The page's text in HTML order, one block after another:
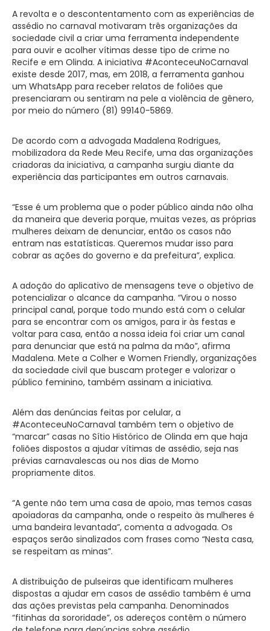
A revolta e o descontentamento com as experiências de
assédio no carnaval motivaram três organizações da
sociedade civil a criar uma ferramenta independente
para ouvir e acolher vítimas desse tipo de crime no
Recife e em Olinda. A iniciativa #AconteceuNoCarnaval
existe desde 2017, mas, em 2018, a ferramenta ganhou
um WhatsApp para receber relatos de foliões que
presenciaram ou sentiram na pele a violência de gênero,
por meio do número (81) 99140-5869.
De acordo com a advogada Madalena Rodrigues,
mobilizadora da Rede Meu Recife, uma das organizações
criadoras da iniciativa, a campanha surgiu diante da
experiência das participantes em outros carnavais.
“Esse é um problema que o poder público ainda não olha
da maneira que deveria porque, muitas vezes, as próprias
mulheres deixam de denunciar, então os casos não
entram nas estatísticas. Queremos mudar isso para
cobrar as ações do governo e da prefeitura”, explica.
A adoção do aplicativo de mensagens teve o objetivo de
potencializar o alcance da campanha. “Virou o nosso
principal canal, porque todo mundo está com o celular
para se encontrar com os amigos, para ir às festas e
voltar para casa, então a nossa ideia foi criar um canal
para denunciar que está na palma da mão”, afirma
Madalena. Mete a Colher e Women Friendly, organizações
da sociedade civil que buscam proteger e valorizar o
público feminino, também assinam a iniciativa.
Além das denúncias feitas por celular, a
#AconteceuNoCarnaval também tem o objetivo de
“marcar” casas no Sítio Histórico de Olinda em que haja
foliões dispostos a ajudar vítimas de assédio, seja nas
prévias carnavalescas ou nos dias de Momo
propriamente ditos.
“A gente não tem uma casa de apoio, mas temos casas
apoiadoras da campanha, onde o respeito às mulheres é
uma bandeira levantada”, comenta a advogada. Os
espaços serão sinalizados com frases como “Nesta casa,
se respeitam as minas”.
A distribuição de pulseiras que identificam mulheres
dispostas a ajudar em casos de assédio também é uma
das ações previstas pela campanha. Denominados
“fitinhas da sororidade”, os adereços contêm o número